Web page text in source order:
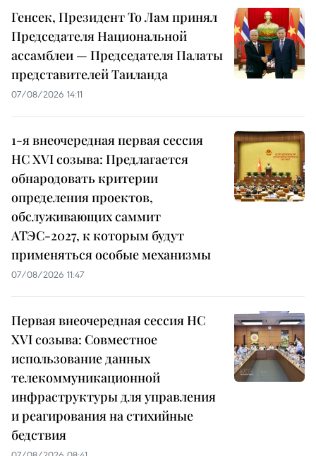
Генсек, Президент То Лам принял
Председателя Национальной
ассамблеи — Председателя Палаты
представителей Таиланда
07/08/2026 14:11
1-я внеочередная первая сессия
НС XVI созыва: Предлагается
обнародовать критерии
определения проектов,
обслуживающих саммит
АТЭС-2027, к которым будут
применяться особые механизмы
07/08/2026 11:47
Первая внеочередная сессия НС
XVI созыва: Совместное
использование данных
телекоммуникационной
инфраструктуры для управления
и реагирования на стихийные
бедствия